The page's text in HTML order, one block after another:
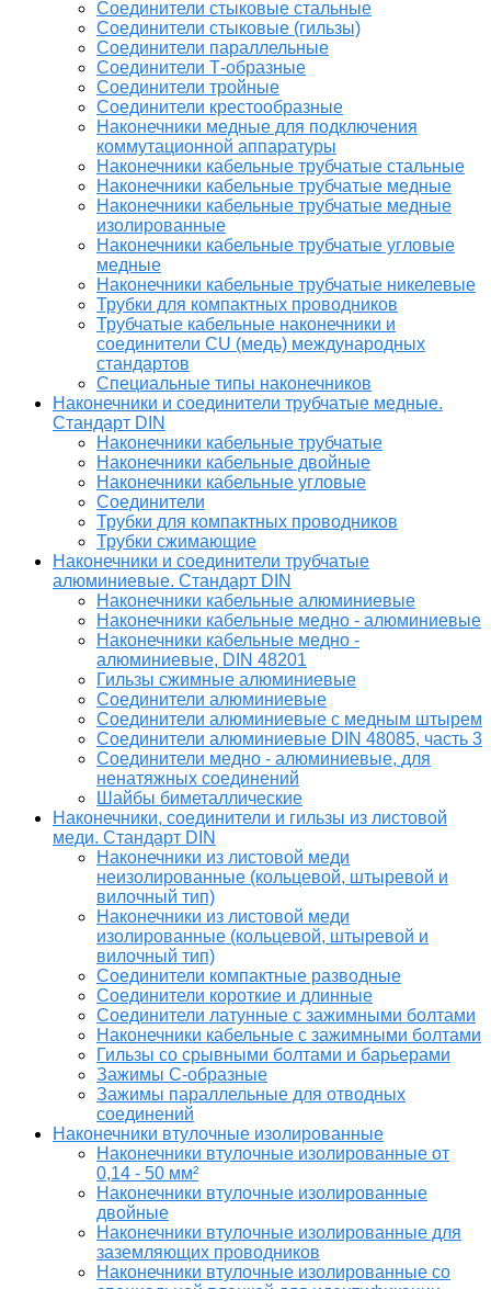
Соединители стыковые стальные
Соединители стыковые (гильзы)
Соединители параллельные
Соединители Т-образные
Соединители тройные
Соединители крестообразные
Наконечники медные для подключения
коммутационной аппаратуры
Наконечники кабельные трубчатые стальные
Наконечники кабельные трубчатые медные
Наконечники кабельные трубчатые медные
изолированные
Наконечники кабельные трубчатые угловые
медные
Наконечники кабельные трубчатые никелевые
Трубки для компактных проводников
Трубчатые кабельные наконечники и
соединители CU (медь) международных
стандартов
Специальные типы наконечников
Наконечники и соединители трубчатые медные.
Стандарт DIN
Наконечники кабельные трубчатые
Наконечники кабельные двойные
Наконечники кабельные угловые
Соединители
Трубки для компактных проводников
Трубки сжимающие
Наконечники и соединители трубчатые
алюминиевые. Стандарт DIN
Наконечники кабельные алюминиевые
Наконечники кабельные медно - алюминиевые
Наконечники кабельные медно -
алюминиевые, DIN 48201
Гильзы сжимные алюминиевые
Соединители алюминиевые
Соединители алюминиевые с медным штырем
Соединители алюминиевые DIN 48085, часть 3
Соединители медно - алюминиевые, для
ненатяжных соединений
Шайбы биметаллические
Наконечники, соединители и гильзы из листовой
меди. Стандарт DIN
Наконечники из листовой меди
неизолированные (кольцевой, штыревой и
вилочный тип)
Наконечники из листовой меди
изолированные (кольцевой, штыревой и
вилочный тип)
Соединители компактные разводные
Соединители короткие и длинные
Соединители латунные с зажимными болтами
Наконечники кабельные с зажимными болтами
Гильзы со срывными болтами и барьерами
Зажимы С-образные
Зажимы параллельные для отводных
соединений
Наконечники втулочные изолированные
Наконечники втулочные изолированные от
0,14 - 50 мм²
Наконечники втулочные изолированные
двойные
Наконечники втулочные изолированные для
заземляющих проводников
Наконечники втулочные изолированные со